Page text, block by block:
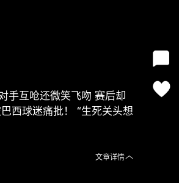
手互呛还微笑飞吻 赛后却
文章详情